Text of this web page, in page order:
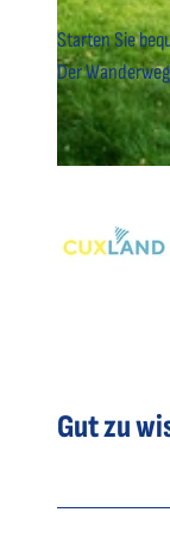
Starten Sie
Der
Gut zu